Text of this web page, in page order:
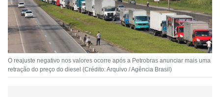
O reajuste negativo nos valores ocorre após a Petrobras anunciar mais uma
retração do preço do diesel (Crédito: Arquivo / Agência Brasil)